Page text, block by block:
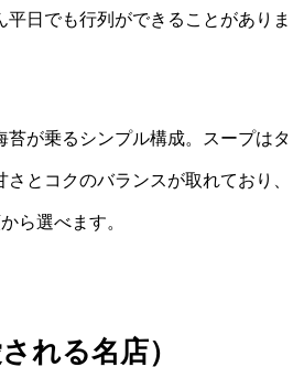
日でも行列ができることがありま
が乗るシンプル構成。スープはタ
とコクのバランスが取れており、
ら選べます。
れる名店）